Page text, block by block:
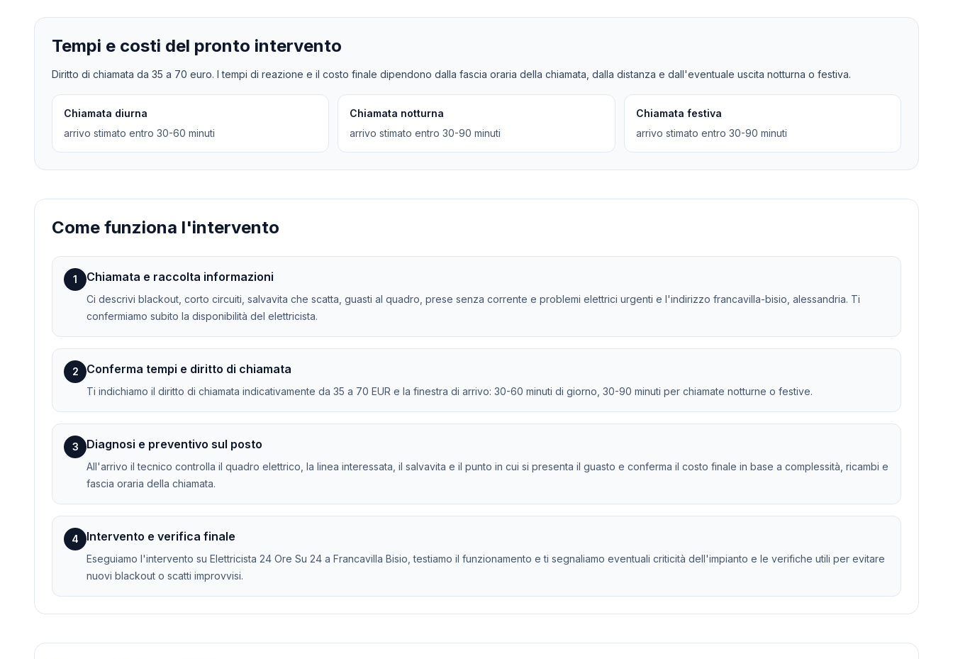
Tempi e costi del pronto intervento
Diritto di chiamata da 35 a 70 euro. I tempi di reazione e il costo finale dipendono dalla fascia oraria della chiamata, dalla distanza e dall'eventuale uscita notturna o festiva.
Chiamata diurna
arrivo stimato entro 30-60 minuti
Chiamata notturna
arrivo stimato entro 30-90 minuti
Chiamata festiva
arrivo stimato entro 30-90 minuti
Come funziona l'intervento
1 Chiamata e raccolta informazioni
Ci descrivi blackout, corto circuiti, salvavita che scatta, guasti al quadro, prese senza corrente e problemi elettrici urgenti e l'indirizzo francavilla-bisio, alessandria. Ti
confermiamo subito la disponibilità del elettricista.
2 Conferma tempi e diritto di chiamata
Ti indichiamo il diritto di chiamata indicativamente da 35 a 70 EUR e la finestra di arrivo: 30-60 minuti di giorno, 30-90 minuti per chiamate notturne o festive.
3 Diagnosi e preventivo sul posto
All'arrivo il tecnico controlla il quadro elettrico, la linea interessata, il salvavita e il punto in cui si presenta il guasto e conferma il costo finale in base a complessità, ricambi e
fascia oraria della chiamata.
4 Intervento e verifica finale
Eseguiamo l'intervento su Elettricista 24 Ore Su 24 a Francavilla Bisio, testiamo il funzionamento e ti segnaliamo eventuali criticità dell'impianto e le verifiche utili per evitare
nuovi blackout o scatti improvvisi.